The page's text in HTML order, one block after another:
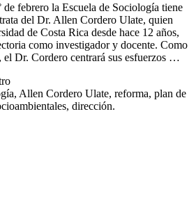
de febrero la Escuela de Sociología tiene
del Dr. Allen Cordero Ulate, quien
de Costa Rica desde hace 12 años,
como investigador y docente. Como
el Dr. Cordero centrará sus esfuerzos …
Allen Cordero Ulate, reforma, plan de
dirección.